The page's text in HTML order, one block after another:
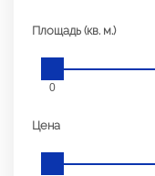
Площадь (кв. м.)
0
Цена